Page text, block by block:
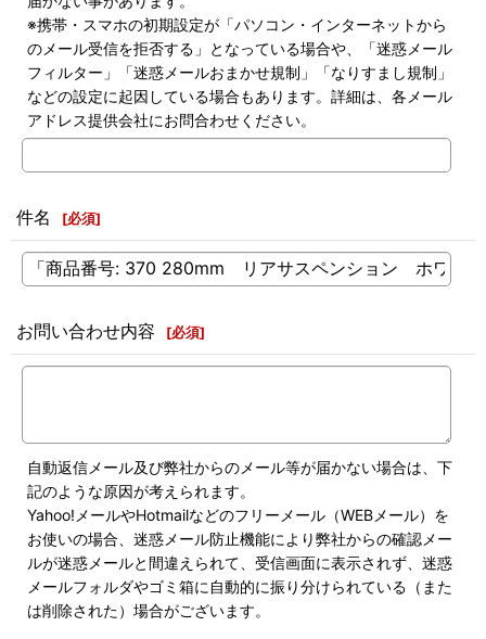
※携帯・スマホの初期設定が「パソコン・インターネットから
のメール受信を拒否する」となっている場合や、「迷惑メール
フィルター」「迷惑メールおまかせ規制」「なりすまし規制」
などの設定に起因している場合もあります。詳細は、各メール
アドレス提供会社にお問合わせください。
件名 [必須]
お問い合わせ内容 [必須]
自動返信メール及び弊社からのメール等が届かない場合は、下
記のような原因が考えられます。
Yahoo!メールやHotmailなどのフリーメール（WEBメール）を
お使いの場合、迷惑メール防止機能により弊社からの確認メー
ルが迷惑メールと間違えられて、受信画面に表示されず、迷惑
メールフォルダやゴミ箱に自動的に振り分けられている（また
は削除された）場合がございます。